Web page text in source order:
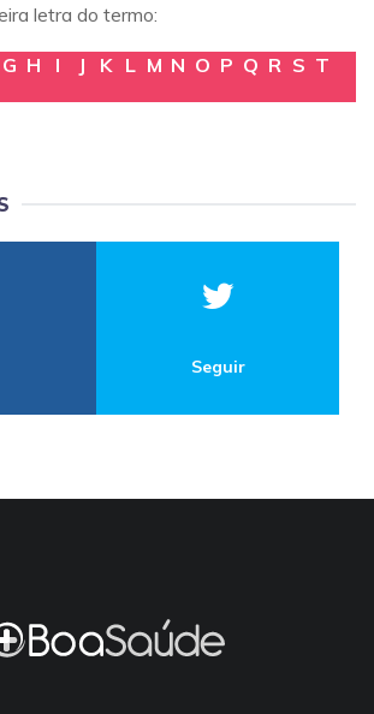
letra do termo:
G H I J K L M N O P Q R S T
Seguir